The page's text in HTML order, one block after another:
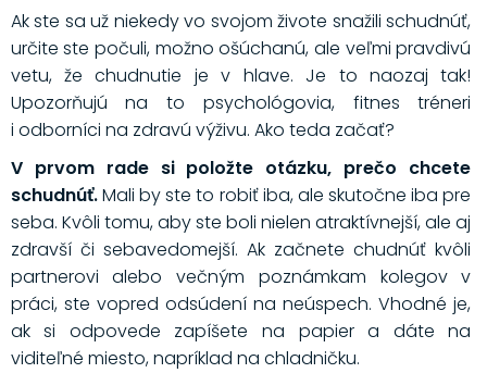
Ak ste sa už niekedy vo svojom živote snažili schudnúť,
určite ste počuli, možno ošúchanú, ale veľmi pravdivú
vetu, že chudnutie je v hlave. Je to naozaj tak!
Upozorňujú na to psychológovia, fitnes tréneri
i odborníci na zdravú výživu. Ako teda začať?
V prvom rade si položte otázku, prečo chcete
schudnúť.Mali by ste to robiť iba, ale skutočne iba pre
seba. Kvôli tomu, aby ste boli nielen atraktívnejší, ale aj
zdravší či sebavedomejší. Ak začnete chudnúť kvôli
partnerovi alebo večným poznámkam kolegov v
práci, ste vopred odsúdení na neúspech. Vhodné je,
ak si odpovede zapíšete na papier a dáte na
viditeľné miesto, napríklad na chladničku.